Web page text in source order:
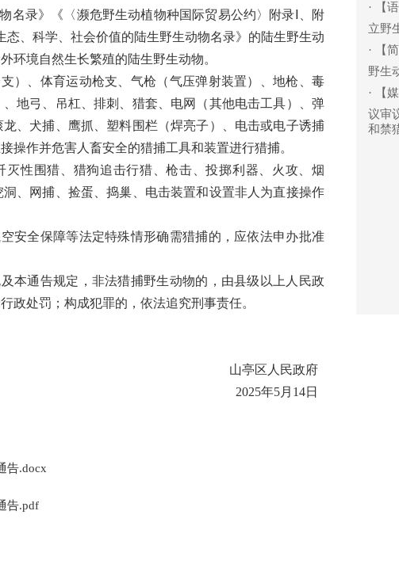
名录》《〈濒危野生动植物种国际贸易公约〉附录Ⅰ、附
、科学、社会价值的陆生野生动物名录》的陆生野生动
环境自然生长繁殖的陆生野生动物。
）、体育运动枪支、气枪（气压弹射装置）、地枪、毒
地弓、吊杠、排刺、猎套、电网（其他电击工具）、弹
、犬捕、鹰抓、塑料围栏（焊亮子）、电击或电子诱捕
操作并危害人畜安全的猎捕工具和装置进行猎捕。
性围猎、猎狗追击行猎、枪击、投掷利器、火攻、烟
、网捕、捡蛋、捣巢、电击装置和设置非人为直接操作
安全保障等法定特殊情形确需猎捕的，应依法申办批准
本通告规定，非法猎捕野生动物的，由县级以上人民政
政处罚；构成犯罪的，依法追究刑事责任。
山亭区人民政府
2025年5月14日
告.docx
告.pdf
·
【
立野
·
【
野生
·
【
议审
和禁